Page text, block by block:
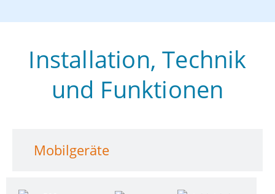
Installation, Technik
und Funktionen
Mobilgeräte